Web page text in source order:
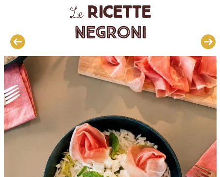
Lericette
Negroni